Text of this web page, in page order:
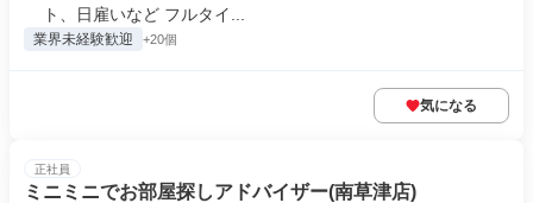
ト、日雇いなど フルタイ...
業界未経験歓迎 +20個
気になる
正社員
ミニミニでお部屋探しアドバイザー(南草津店)